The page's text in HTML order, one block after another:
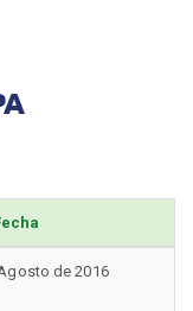
de 2016